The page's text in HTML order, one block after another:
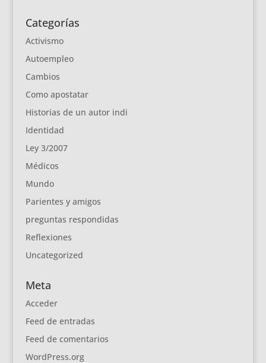
Categorías
Activismo
Autoempleo
Cambios
Como apostatar
Historias de un autor indi
Identidad
Ley 3/2007
Médicos
Mundo
Parientes y amigos
preguntas respondidas
Reflexiones
Uncategorized
Meta
Acceder
Feed de entradas
Feed de comentarios
WordPress.org